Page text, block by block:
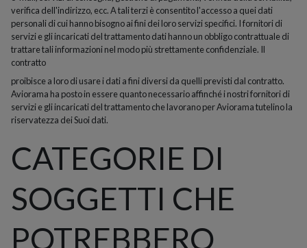
verifica dell'indirizzo, ecc. A tali terzi è consentito l'accesso a quei dati
personali di cui hanno bisogno ai fini dei loro servizi specifici. I fornitori di
servizi e gli incaricati del trattamento dati hanno un obbligo contrattuale di
trattare tali informazioni nel modo più strettamente confidenziale. Il
contratto
proibisce a loro di usare i dati a fini diversi da quelli previsti dal contratto.
Aviorama ha posto in essere quanto necessario affinché i nostri fornitori di
servizi e gli incaricati del trattamento che lavorano per Aviorama tutelino la
riservatezza dei Suoi dati.
CATEGORIE DI
SOGGETTI CHE
POTREBBERO